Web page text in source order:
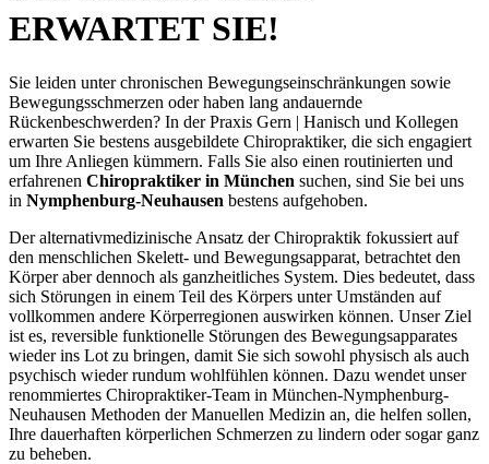
ERWARTET SIE!
Sie leiden unter chronischen Bewegungseinschränkungen sowie
Bewegungsschmerzen oder haben lang andauernde
Rückenbeschwerden? In der Praxis Gern | Hanisch und Kollegen
erwarten Sie bestens ausgebildete Chiropraktiker, die sich engagiert
um Ihre Anliegen kümmern. Falls Sie also einen routinierten und
erfahrenen Chiropraktiker in München suchen, sind Sie bei uns
in Nymphenburg-Neuhausen bestens aufgehoben.
Der alternativmedizinische Ansatz der Chiropraktik fokussiert auf
den menschlichen Skelett- und Bewegungsapparat, betrachtet den
Körper aber dennoch als ganzheitliches System. Dies bedeutet, dass
sich Störungen in einem Teil des Körpers unter Umständen auf
vollkommen andere Körperregionen auswirken können. Unser Ziel
ist es, reversible funktionelle Störungen des Bewegungsapparates
wieder ins Lot zu bringen, damit Sie sich sowohl physisch als auch
psychisch wieder rundum wohlfühlen können. Dazu wendet unser
renommiertes Chiropraktiker-Team in München-Nymphenburg-
Neuhausen Methoden der Manuellen Medizin an, die helfen sollen,
Ihre dauerhaften körperlichen Schmerzen zu lindern oder sogar ganz
zu beheben.